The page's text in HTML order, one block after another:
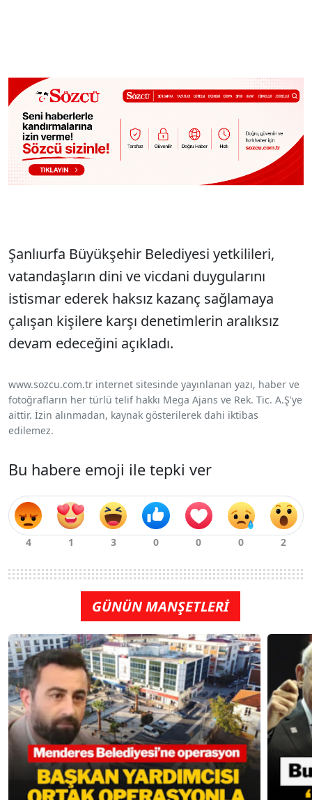
Şanlıurfa Büyükşehir Belediyesi yetkilileri,
vatandaşların dini ve vicdani duygularını
istismar ederek haksız kazanç sağlamaya
çalışan kişilere karşı denetimlerin aralıksız
devam edeceğini açıkladı.
www.sozcu.com.tr internet sitesinde yayınlanan yazı, haber ve
fotoğrafların her türlü telif hakkı Mega Ajans ve Rek. Tic. A.Ş'ye
aittir. İzin alınmadan, kaynak gösterilerek dahi iktibas
edilemez.
Bu habere emoji ile tepki ver
GÜNÜN MANŞETLERİ